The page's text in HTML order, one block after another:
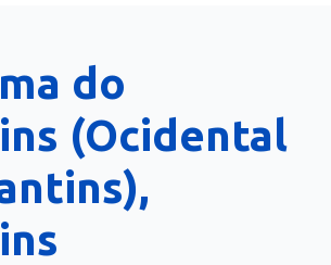
do
(Ocidental